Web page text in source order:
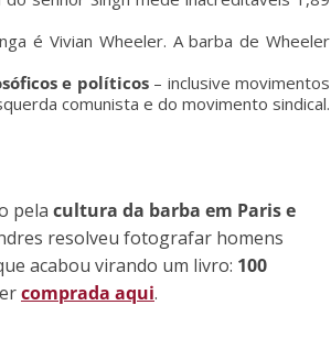
é Vivian Wheeler. A barba de Wheeler
e políticos– inclusive movimentos
comunista e do movimento sindical.
pela cultura da barba em Paris e
resolveu fotografar homens
acabou virando um livro: 100
comprada aqui.